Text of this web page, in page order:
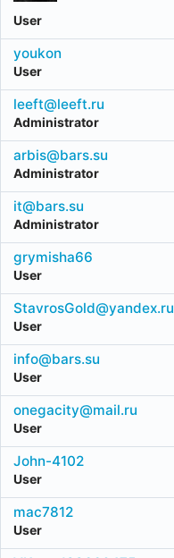
User
youkon
User
leeft@leeft.ru
Administrator
arbis@bars.su
Administrator
it@bars.su
Administrator
grymisha66
User
StavrosGold@yandex.ru
User
info@bars.su
User
onegacity@mail.ru
User
John-4102
User
mac7812
User